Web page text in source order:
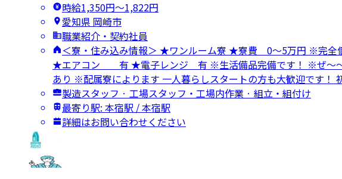
時給1,350円〜1,822円
愛知県 岡崎市
職業紹介・契約社員
＜寮・住み込み情報＞ ★ワンルーム寮 ★寮費 0～5
★エアコン 有 ★電子レンジ 有 ※生活備品完備です！ ※ぜ～～～
あり ※配属寮によります 一人暮らしスタートの方も大歓迎です！
製造スタッフ · 工場スタッフ・工場内作業 · 組立・組付け
最寄り駅: 本宿駅 / 本宿駅
詳細はお問い合わせください